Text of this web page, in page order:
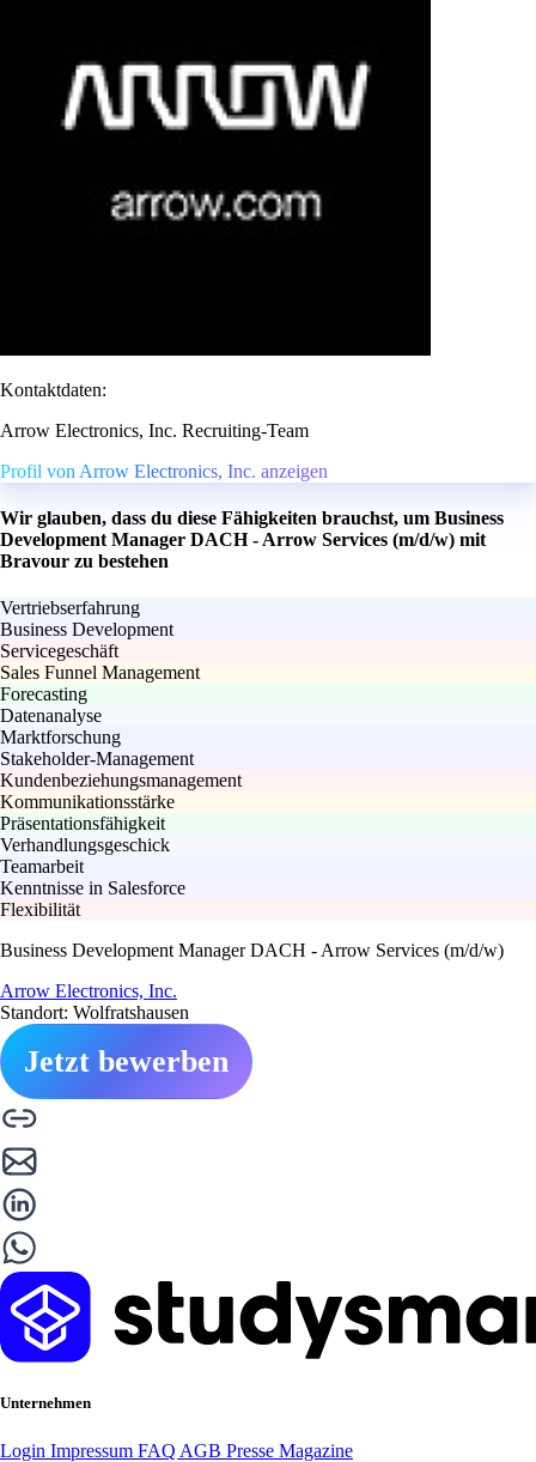
Kontaktdaten:
Arrow Electronics, Inc. Recruiting-Team
Profil von Arrow Electronics, Inc. anzeigen
Wir glauben, dass du diese Fähigkeiten brauchst, um Business
Development Manager DACH - Arrow Services (m/d/w) mit
Bravour zu bestehen
Vertriebserfahrung
Business Development
Servicegeschäft
Sales Funnel Management
Forecasting
Datenanalyse
Marktforschung
Stakeholder-Management
Kundenbeziehungsmanagement
Kommunikationsstärke
Präsentationsfähigkeit
Verhandlungsgeschick
Teamarbeit
Kenntnisse in Salesforce
Flexibilität
Business Development Manager DACH - Arrow Services (m/d/w)
Arrow Electronics, Inc.
Standort: Wolfratshausen
Jetzt bewerben
Unternehmen
Login Impressum FAQ AGB Presse Magazine